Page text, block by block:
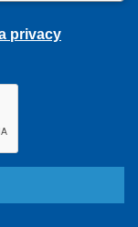
privacy